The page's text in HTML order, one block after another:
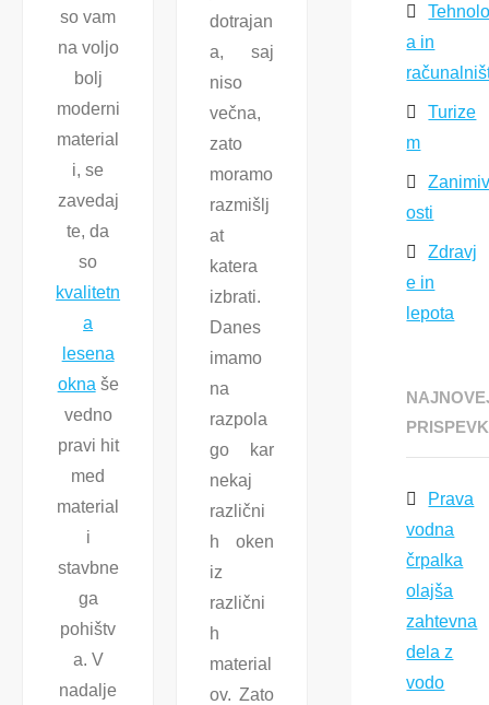
so vam
na voljo
bolj
moderni
material
i, se
zavedaj
te, da
so
kvalitetn
a
lesena
okna še
vedno
pravi hit
med
material
i
stavbne
ga
pohištv
a. V
nadalje
dotrajan
a, saj
niso
večna,
zato
moramo
razmišlj
at
katera
izbrati.
Danes
imamo
na
razpola
go kar
nekaj
različni
h oken
iz
različni
h
material
ov. Zato
a in
Turize
m
osti
Zdravj
e in
lepota
Prava
vodna
črpalka
olajša
zahtevna
dela z
vodo